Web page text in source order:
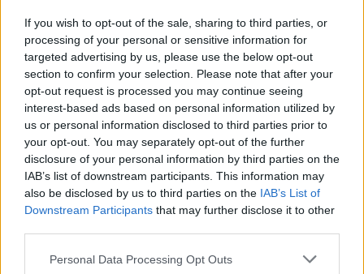
If you wish to opt-out of the sale, sharing to third parties, or
processing of your personal or sensitive information for
targeted advertising by us, please use the below opt-out
section to confirm your selection. Please note that after your
opt-out request is processed you may continue seeing
interest-based ads based on personal information utilized by
us or personal information disclosed to third parties prior to
your opt-out. You may separately opt-out of the further
disclosure of your personal information by third parties on the
IAB’s list of downstream participants. This information may
also be disclosed by us to third parties on the IAB’s List of
Downstream Participants that may further disclose it to other
Personal Data Processing Opt Outs
pomníku v Olšině. Připomínat
bude příběh místní kdysi
významné obce s poštou,
četnickou stanicí i několika hostinci, která zanikla zhruba před 80
lety kvůli zřízení vojenského výcvikového prostoru Ralsko.
Opravený pomník chce geopark ukázat na konci srpna při akci
Proměny, která každoročně připomíná historii zaniklých obcí z
tohoto území. ČTK o tom informovala ředitelka Národního
geoparku Ralsko Lenka Mrázová.
Čeští a němečtí ochránci přírody obnoví biodiverzitu
kolem Liberce a Žitavy
Čeští a němečtí ochránci
biologickou rozmanitost na